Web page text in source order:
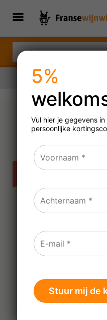
2023
€28,20
Prijs per fles
5%
Vul hier je gegevens
persoonlijke